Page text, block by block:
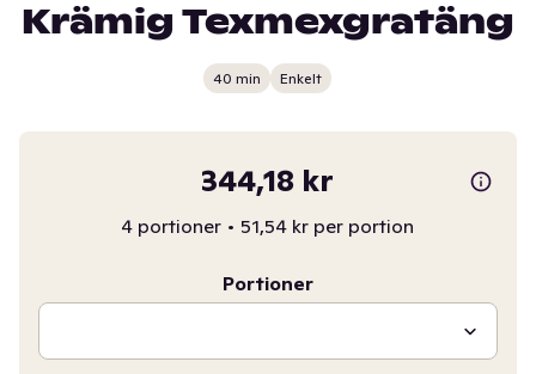
Krämig Texmexgratäng
40 min Enkelt
344,18 kr
4 portioner • 51,54 kr per portion
Portioner